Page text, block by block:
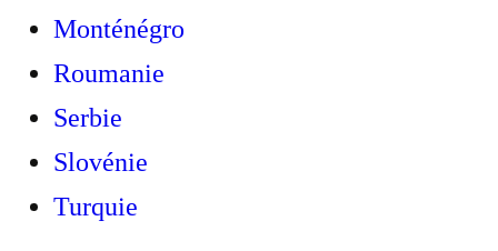
Monténégro
Roumanie
Serbie
Slovénie
Turquie